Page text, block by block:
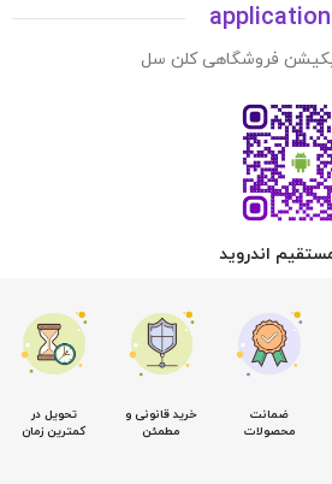
application
فروشگاهی کلن سل
اندروید
ضمانت
محصولات
خرید قانونی و
مطمئن
تحویل در
کمترین زمان